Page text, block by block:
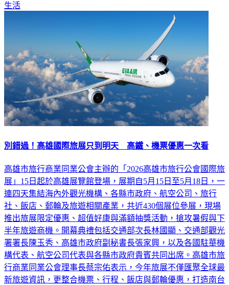
生活
別錯過！高雄國際旅展只到明天 高鐵、機票優惠一次看
高雄市旅行商業同業公會主辦的「2026高雄市旅行公會國際旅
展」15日起於高雄展覽館登場，展期自5月15日至5月18日，一
連四天集結海內外觀光機構、各縣市政府、航空公司、旅行
社、飯店、郵輪及旅遊相關產業，共近430個展位參展，現場
推出旅展限定優惠、超值好康與滿額抽獎活動，搶攻暑假與下
半年旅遊商機。開幕典禮包括交通部次長林國顯、交通部觀光
署署長陳玉秀、高雄市政府副秘書長張家興，以及各國駐華機
構代表、航空公司代表與各縣市政府貴賓共同出席。高雄市旅
行商業同業公會理事長蔡宗佑表示，今年旅展不僅匯聚全球最
新旅遊資訊，更整合機票、行程、飯店與郵輪優惠，打造南台